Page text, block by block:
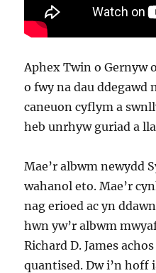
Aphex Twin o Gernyw
o fwy na dau ddegawd
caneuon cyflym a
heb unrhyw guriad a
Mae’r albwm newydd
wahanol eto. Mae’r
nag erioed ac yn
hwn yw’r albwm
Richard D. James
quantised. Dw i’n hoff